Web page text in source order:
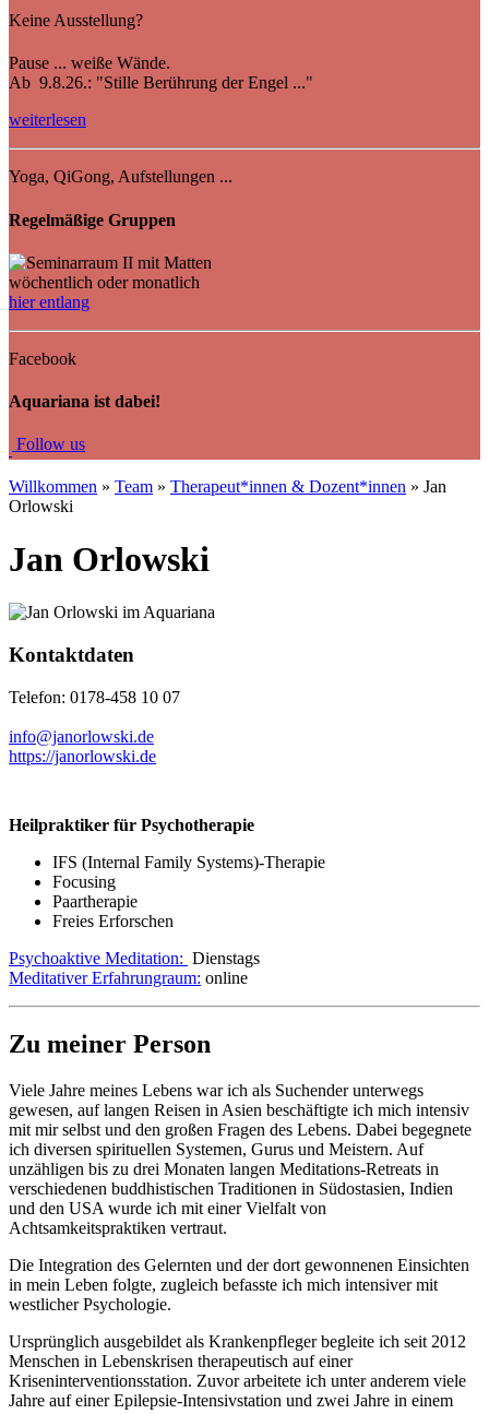
Keine Ausstellung?
Pause ... weiße Wände.
Ab 9.8.26.: "Stille Berührung der Engel ..."
weiterlesen
Yoga, QiGong, Aufstellungen ...
Regelmäßige Gruppen
wöchentlich oder monatlich
hier entlang
Facebook
Aquariana ist dabei!
Follow us
Willkommen » Team » Therapeut*innen & Dozent*innen » Jan
Orlowski
Jan Orlowski
Kontaktdaten
Telefon: 0178-458 10 07
info@janorlowski.de
https://janorlowski.de
Heilpraktiker für Psychotherapie
IFS (Internal Family Systems)-Therapie
Focusing
Paartherapie
Freies Erforschen
Psychoaktive Meditation: Dienstags
Meditativer Erfahrungraum: online
Zu meiner Person
Viele Jahre meines Lebens war ich als Suchender unterwegs
gewesen, auf langen Reisen in Asien beschäftigte ich mich intensiv
mit mir selbst und den großen Fragen des Lebens. Dabei begegnete
ich diversen spirituellen Systemen, Gurus und Meistern. Auf
unzähligen bis zu drei Monaten langen Meditations-Retreats in
verschiedenen buddhistischen Traditionen in Südostasien, Indien
und den USA wurde ich mit einer Vielfalt von
Achtsamkeitspraktiken vertraut.
Die Integration des Gelernten und der dort gewonnenen Einsichten
in mein Leben folgte, zugleich befasste ich mich intensiver mit
westlicher Psychologie.
Ursprünglich ausgebildet als Krankenpfleger begleite ich seit 2012
Menschen in Lebenskrisen therapeutisch auf einer
Kriseninterventionsstation. Zuvor arbeitete ich unter anderem viele
Jahre auf einer Epilepsie-Intensivstation und zwei Jahre in einem